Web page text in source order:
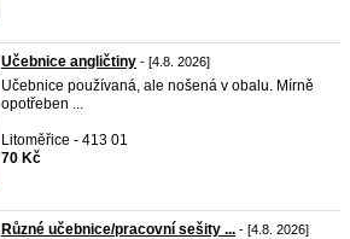
Učebnice angličtiny - [4.8. 2026]
Učebnice používaná, ale nošená v obalu. Mírně
opotřeben ...
Litoměřice - 413 01
70 Kč
Různé učebnice/pracovní sešity ... - [4.8. 2026]